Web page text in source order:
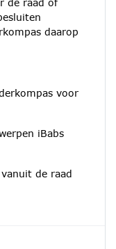
de raad of
daarop
voor
iBabs
de raad